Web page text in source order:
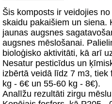
Šis komposts ir veidojies
skaidu pakaišiem un siena.
jaunas augsnes
augsnes mēslošanai.
bioloģisko aktivitāti, kā arī
Nesatur pesticīdus un
izbērtā veidā līdz 7 m3,
kg - 6€ un 55-60 kg - 8€).
Analīžu rezultāti zirgu